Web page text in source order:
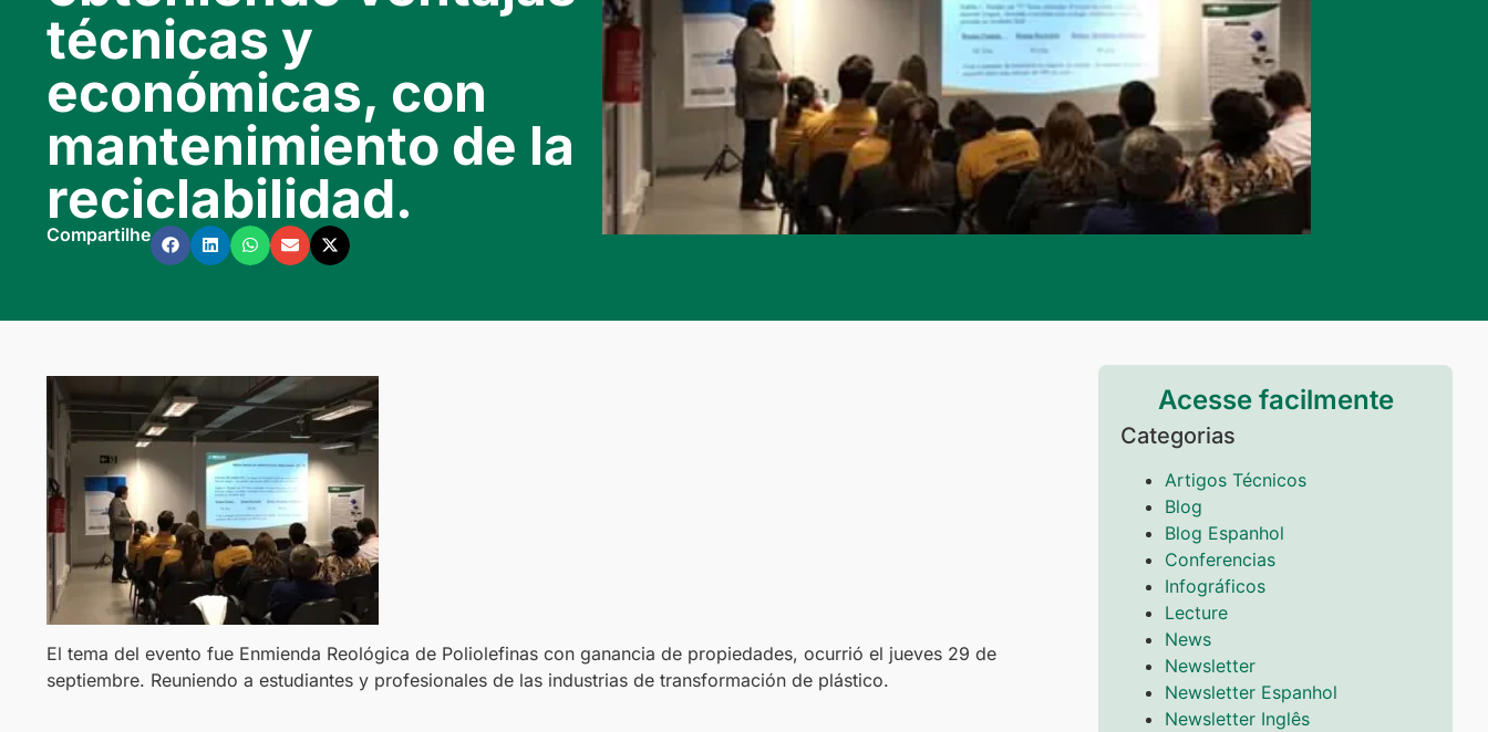
técnicas y
económicas, con
mantenimiento de la
reciclabilidad.
Compartilhe
El tema del evento fue Enmienda Reológica de Poliolefinas con ganancia de propiedades, ocurrió el jueves 29 de
septiembre. Reuniendo a estudiantes y profesionales de las industrias de transformación de plástico.
Acesse facilmente
Categorias
Artigos Técnicos
Blog
Blog Espanhol
Conferencias
Infográficos
Lecture
News
Newsletter
Newsletter Espanhol
Newsletter Inglês